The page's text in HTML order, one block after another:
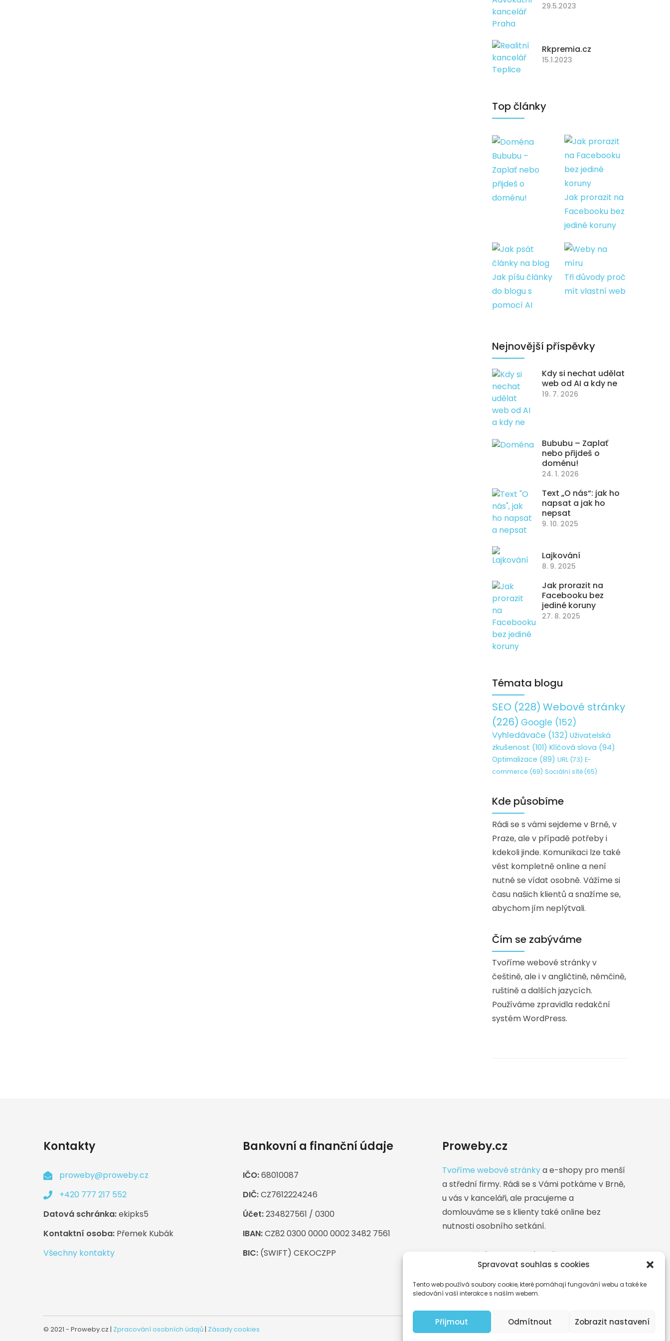
Spravovat souhlas s cookies
Tento web používá soubory cookie, které pomáhají fungování webu a také ke
sledování vaší interakce s naším webem.
Přijmout Odmítnout Zobrazit nastavení
29.5.2023
Rkpremia.cz
15.1.2023
Top články
Bububu –
Zaplať nebo
přijdeš o
doménu!
Jak prorazit na
Facebooku bez
jediné koruny
Jak píšu články
do blogu s
pomocí AI
Tři důvody proč
mít vlastní web
Nejnovější příspěvky
Kdy si nechat udělat
web od AI a kdy ne
19. 7. 2026
Bububu – Zaplať
nebo přijdeš o
doménu!
24. 1. 2026
Text „O nás“: jak ho
napsat a jak ho
nepsat
9. 10. 2025
Lajkování
8. 9. 2025
Jak prorazit na
Facebooku bez
jediné koruny
27. 8. 2025
Témata blogu
SEO (228) Webové stránky
(226) Google (152)
Vyhledávače (132) Uživatelská
zkušenost (101) Klíčová slova (94)
Optimalizace (89) URL (73) E-
commerce (69) Sociální sítě (65)
Kde působíme
Rádi se s vámi sejdeme v Brně, v
Praze, ale v případě potřeby i
kdekoli jinde. Komunikaci lze také
vést kompletně online a není
nutné se vídat osobně. Vážíme si
času našich klientů a snažíme se,
abychom jím neplýtvali.
Čím se zabýváme
Tvoříme webové stránky v
češtině, ale i v angličtině, němčině,
ruštině a dalších jazycích.
Používáme zpravidla redakční
systém WordPress.
Kontakty
proweby@proweby.cz
+420 777 217 552
Datová schránka:ekipks5
Kontaktní osoba: Přemek Kubák
Všechny kontakty
Bankovní a finanční údaje
IČO:68010087
DIČ:CZ7612224246
Účet:234827561 / 0300
IBAN:CZ82 0300 0000 0002 3482 7561
BIC: (SWIFT) CEKOCZPP
Proweby.cz
Tvoříme webové stránkya e-shopy pro menší
a střední firmy. Rádi se s Vámi potkáme v Brně,
u vás v kanceláři, ale pracujeme a
domlouváme se s klienty také online bez
nutnosti osobního setkání.
Fakturační adresa a sídlo firmy:
© 2021 - Proweby.cz | Zpracování osobních údajů| Zásady cookies